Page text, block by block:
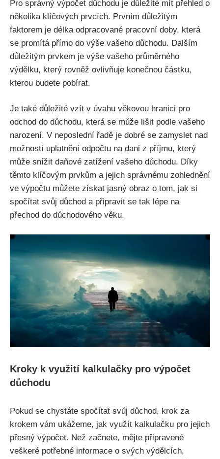
Pro správný výpočet důchodu je důležité mít přehled o
několika klíčových prvcích. Prvním důležitým
faktorem je délka odpracované pracovní doby, která
se promítá přímo do výše vašeho důchodu. Dalším
důležitým prvkem je výše vašeho průměrného
výdělku, který rovněž ovlivňuje konečnou částku,
kterou budete pobírat.
Je také důležité vzít v úvahu věkovou hranici pro
odchod do důchodu, která se může lišit podle vašeho
narození. V neposlední řadě je dobré se zamyslet nad
možností uplatnění odpočtu na dani z příjmu, který
může snížit daňové zatížení vašeho důchodu. Díky
těmto klíčovým prvkům a jejich správnému zohlednění
ve výpočtu můžete získat jasný obraz o tom, jak si
spočítat svůj důchod a připravit se tak lépe na
přechod do důchodového věku.
Kroky k využití kalkulačky pro výpočet
důchodu
Pokud se chystáte spočítat svůj důchod, krok za
krokem vám ukážeme, jak využít kalkulačku pro jejich
přesný výpočet. Než začnete, mějte připravené
veškeré potřebné informace o svých výdělcích,